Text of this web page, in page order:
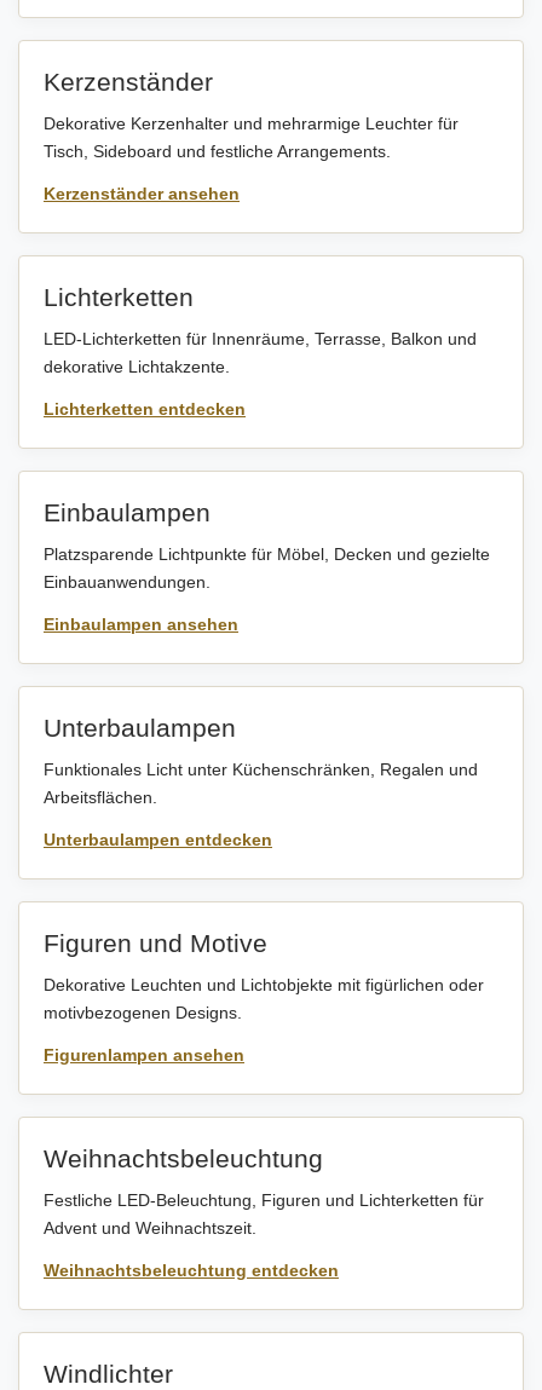
Kerzenständer
Dekorative Kerzenhalter und mehrarmige Leuchter für
Tisch, Sideboard und festliche Arrangements.
Kerzenständer ansehen
Lichterketten
LED-Lichterketten für Innenräume, Terrasse, Balkon und
dekorative Lichtakzente.
Lichterketten entdecken
Einbaulampen
Platzsparende Lichtpunkte für Möbel, Decken und gezielte
Einbauanwendungen.
Einbaulampen ansehen
Unterbaulampen
Funktionales Licht unter Küchenschränken, Regalen und
Arbeitsflächen.
Unterbaulampen entdecken
Figuren und Motive
Dekorative Leuchten und Lichtobjekte mit figürlichen oder
motivbezogenen Designs.
Figurenlampen ansehen
Weihnachtsbeleuchtung
Festliche LED-Beleuchtung, Figuren und Lichterketten für
Advent und Weihnachtszeit.
Weihnachtsbeleuchtung entdecken
Windlichter